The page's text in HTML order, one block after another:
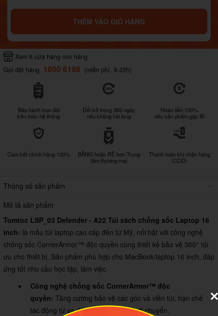
THÊM VÀO GIỎ HÀNG
Xem 6 cửa hàng còn hàng
Gọi đặt hàng 1800 6198 (miễn phí, 8-22h)
Bảo hành trọn đời
trên toàn hệ thống
Đổi trả trong 365 ngày
nếu không hài lòng
Hoàn tiền 100%
nếu sản phẩm gặp lỗi
Cam kết chính hãng 100%
BẰNG hoặc RẺ hơn Trung
tâm thương mại
Thanh toán khi nhận hàng
(COD)
Thông số sản phẩm
Mô tả sản phẩm
Tomtoc LSP_03 Defender - A22 Túi xách chống sốc Laptop 16
inch: là mẫu túi laptop cao cấp đến từ Mỹ, nổi bật với công nghệ
chống sốc CornerArmor™ độc quyền cùng thiết kế bảo vệ 360° tối
ưu cho thiết bị. Sản phẩm phù hợp cho MacBook/laptop 16 inch, đáp
ứng tốt nhu cầu học tập, làm việc
Công nghệ chống sốc CornerArmor™ độc
quyền: Tăng cường bảo vệ các góc và viền túi, hạn chế
tác động từ va đập trong quá trình di chuyển.